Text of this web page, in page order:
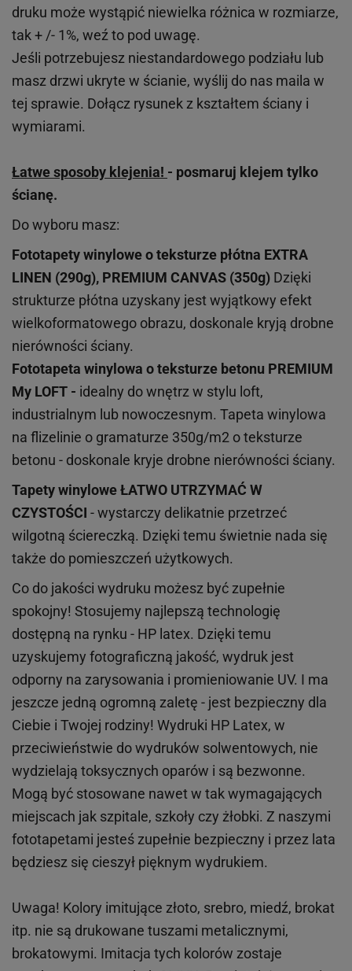
druku może wystąpić niewielka różnica w rozmiarze,
tak + /- 1%, weź to pod uwagę.
Jeśli potrzebujesz niestandardowego podziału lub
masz drzwi ukryte w ścianie, wyślij do nas maila w
tej sprawie. Dołącz rysunek z kształtem ściany i
wymiarami.
Łatwe sposoby klejenia! - posmaruj klejem tylko
ścianę.
Do wyboru masz:
Fototapety winylowe oteksturze płótna EXTRA
LINEN (290g), PREMIUM CANVAS (350g) Dzięki
strukturze płótna uzyskany jest wyjątkowy efekt
wielkoformatowego obrazu, doskonale kryją drobne
nierówności ściany.
Fototapeta winylowa oteksturze betonu PREMIUM
My LOFT - idealny do wnętrz w stylu loft,
industrialnym lub nowoczesnym. Tapeta winylowa
na flizelinie o gramaturze 350g/m2 o teksturze
betonu - doskonale kryje drobne nierówności ściany.
Tapety winyloweŁATWO UTRZYMAĆ W
CZYSTOŚCI - wystarczy delikatnie przetrzeć
wilgotną ściereczką. Dzięki temu świetnie nada się
także do pomieszczeń użytkowych.
Co do jakości wydruku możesz być zupełnie
spokojny! Stosujemy najlepszą technologię
dostępną na rynku - HP latex. Dzięki temu
uzyskujemy fotograficzną jakość, wydruk jest
odporny na zarysowania i promieniowanie UV. I ma
jeszcze jedną ogromną zaletę - jest bezpieczny dla
Ciebie i Twojej rodziny! Wydruki HP Latex, w
przeciwieństwie do wydruków solwentowych, nie
wydzielają toksycznych oparów i są bezwonne.
Mogą być stosowane nawet w tak wymagających
miejscach jak szpitale, szkoły czy żłobki. Z naszymi
fototapetami jesteś zupełnie bezpieczny i przez lata
będziesz się cieszył pięknym wydrukiem.
Uwaga! Kolory imitujące złoto, srebro, miedź, brokat
itp. nie są drukowane tuszami metalicznymi,
brokatowymi. Imitacja tych kolorów zostaje